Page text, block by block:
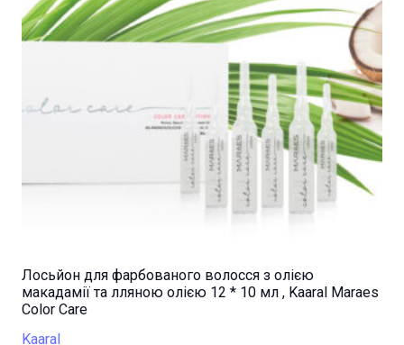
Лосьйон для фарбованого волосся з олією
макадамії та лляною олією 12 * 10 мл , Kaaral Maraes
Color Care
Kaaral